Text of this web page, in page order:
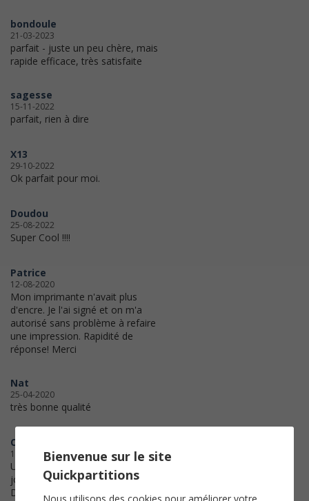
bondoule
21-03-2023
parfait - juste un peu chère, mais
rapide efficace, très satisfaite
sagesse
15-11-2022
parfait, rien à dire
X13
29-10-2022
Ok parfait pour moi.
Doudou
25-08-2022
Super Cool !!!!
Patrice
12-08-2020
Mon imprimante n'avait plus
d'encre. Je l'ai signé et on m'a
autorisé sans problème à refaire
une impression. Rapidité de
réponse! Merci
Nat
25-04-2020
très bonne qualité
C'est fait
16-04-2020
Un gros merci et passez une belle
journée.
Danielle Gosselin
Bienvenue sur le site
Quickpartitions